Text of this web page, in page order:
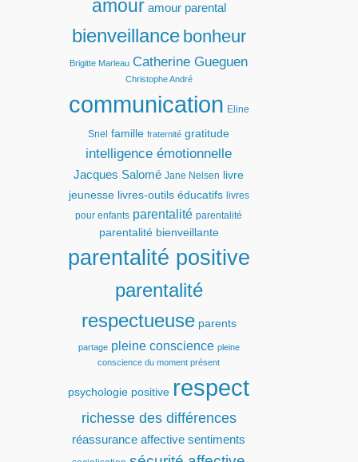
amour amour parental
bienveillance bonheur
Brigitte Marleau Catherine Gueguen
Christophe André
communication Eline
Snel famille fraternité gratitude
intelligence émotionnelle
Jacques Salomé Jane Nelsen
livre
jeunesse livres-outils éducatifs livres
pour enfants parentalité parentalité
parentalité bienveillante
parentalité positive
parentalité
respectueuse parents
partage pleine conscience pleine
conscience du moment présent
psychologie positive respect
richesse des différences
réassurance affective sentiments